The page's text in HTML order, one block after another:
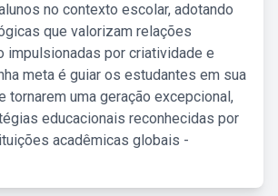
no contexto escolar, adotando
que valorizam relações
impulsionadas por criatividade e
meta é guiar os estudantes em sua
tornarem uma geração excepcional,
educacionais reconhecidas por
acadêmicas globais -